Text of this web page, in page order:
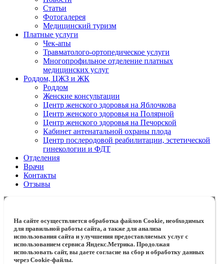
Статьи
Фотогалерея
Медицинский туризм
Платные услуги
Чек-апы
Травматолого-ортопедическое услуги
Многопрофильное отделение платных
медицинских услуг
Роддом, ЦЖЗ и ЖК
Роддом
Женские консультации
Центр женского здоровья на Яблочкова
Центр женского здоровья на Полярной
Центр женского здоровья на Печорской
Кабинет антенатальной охраны плода
Центр послеродовой реабилитации, эстетической
гинекологии и ФДТ
Отделения
Врачи
Контакты
Отзывы
На сайте осуществляется обработка файлов Cookie, необходимых
для правильной работы сайта, а также для анализа
использования сайта и улучшения предоставляемых услуг с
использованием сервиса Яндекс.Метрика. Продолжая
использовать сайт, вы даете согласие на сбор и обработку данных
через Cookie-файлы.